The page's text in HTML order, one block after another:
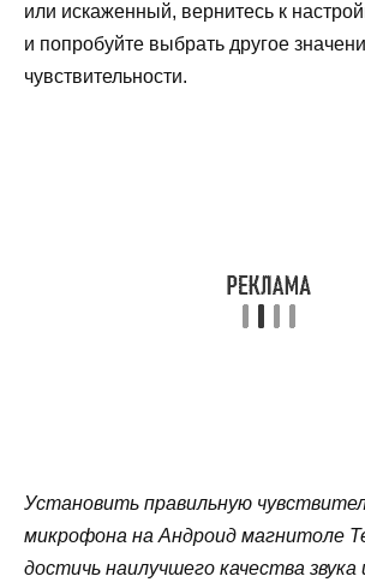
или искаженный, вернитесь к
и попробуйте выбрать другое
чувствительности.
Установить правильную
микрофона на Андроид магнитоле
достичь наилучшего качества